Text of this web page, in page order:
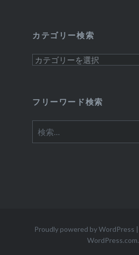
カテゴリー検索
カ
ー
索
フリーワード検索
索:
Proudly powered by WordPress |
WordPress.com.